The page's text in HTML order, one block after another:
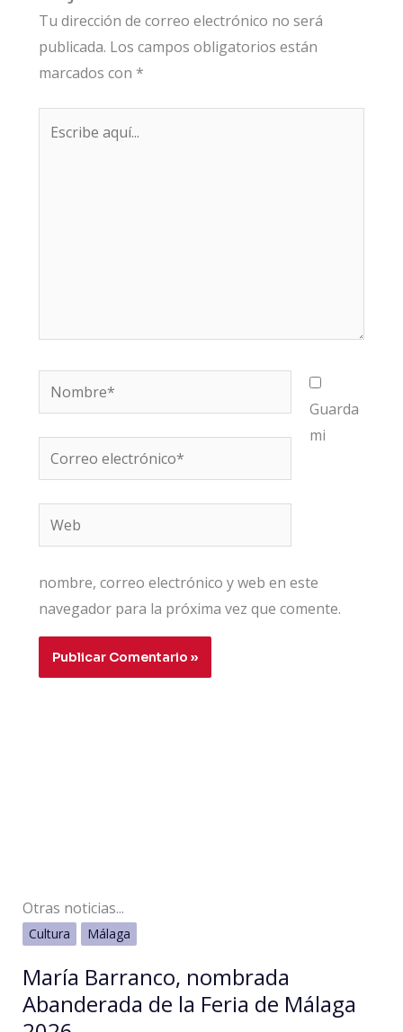
Tu dirección de correo electrónico no será
publicada. Los campos obligatorios están
marcados con *
Nombre*
Correo
electrónico*
Web
Guarda
mi
nombre, correo electrónico y web en este
navegador para la próxima vez que comente.
Otras noticias...
Cultura Málaga
María Barranco, nombrada
Abanderada de la Feria de Málaga